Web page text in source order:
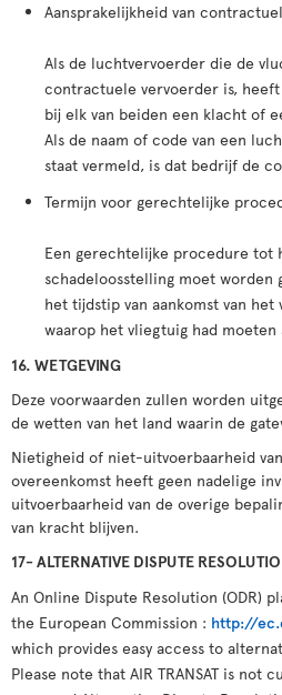
Aansprakelijkheid van
Als de luchtvervoerder die de
contractuele vervoerder is,
bij elk van beiden een klacht of
Als de naam of code van een
staat vermeld, is dat bedrijf de
Termĳn voor gerechtelĳke
Een gerechtelĳke procedure tot
schadeloosstelling moet worden
het tĳdstip van aankomst van
waarop het vliegtuig had moeten
16. WETGEVING
Deze voorwaarden zullen worden
de wetten van het land waarin de
Nietigheid of niet-uitvoerbaarheid
overeenkomst heeft geen nadelige
uitvoerbaarheid van de overige
van kracht blijven.
17- ALTERNATIVE DISPUTE
An Online Dispute Resolution (ODR)
the European Commission : http://
which provides easy access to
Please note that AIR TRANSAT is not